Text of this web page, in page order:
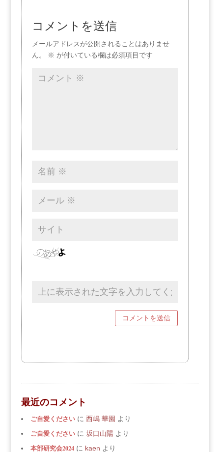
コメントを送信
メールアドレスが公開されることはありませ
ん。
※ が付いている欄は必須項目です
最近のコメント
ご自愛くださいに 西嶋 華園 より
ご自愛くださいに 坂口山陽より
本部研究会2024に kaen より